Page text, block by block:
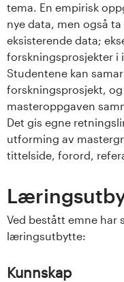
a
n
d
e
t
tema. En empirisk
nye data, men også
eksisterende data;
forskningsprosjekter i
Studentene kan
forskningsprosjekt,
masteroppgaven
Det gis egne
utforming av
tittelside, forord,
Ved bestått emne
læringsutbytte:
Kunnskap